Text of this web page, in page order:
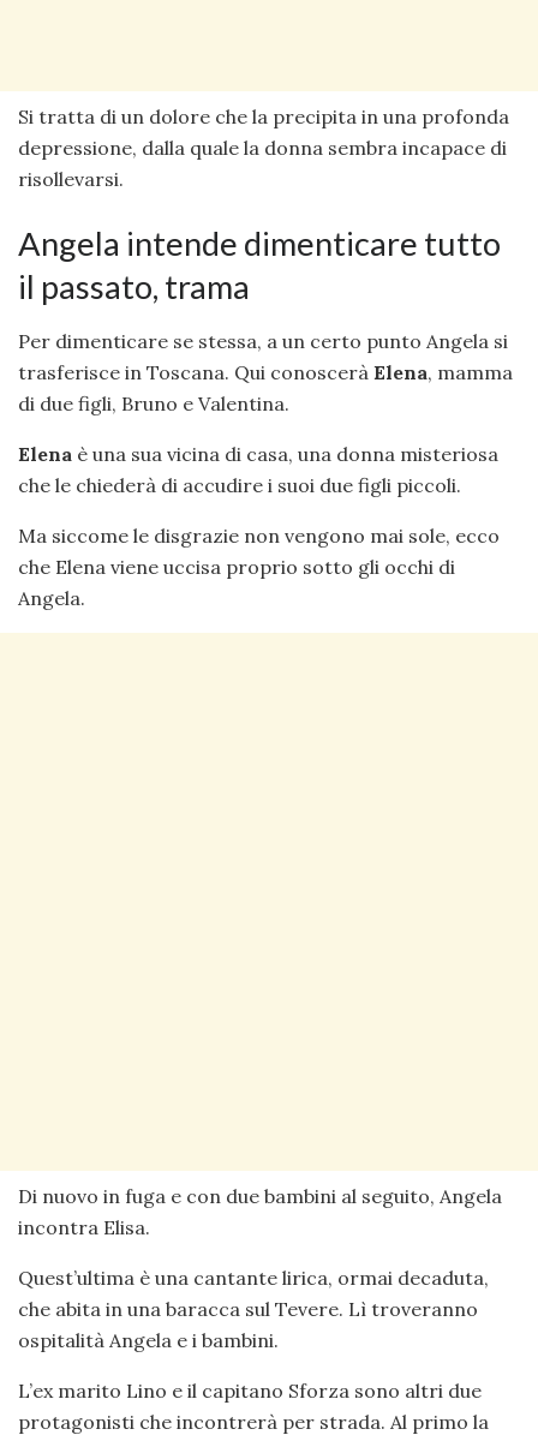
Si tratta di un dolore che la precipita in una profonda
depressione, dalla quale la donna sembra incapace di
risollevarsi.
Angela intende dimenticare tutto
il passato, trama
Per dimenticare se stessa, a un certo punto Angela si
trasferisce in Toscana. Qui conoscerà Elena, mamma
di due figli, Bruno e Valentina.
Elena è una sua vicina di casa, una donna misteriosa
che le chiederà di accudire i suoi due figli piccoli.
Ma siccome le disgrazie non vengono mai sole, ecco
che Elena viene uccisa proprio sotto gli occhi di
Angela.
Di nuovo in fuga e con due bambini al seguito, Angela
incontra Elisa.
Quest’ultima è una cantante lirica, ormai decaduta,
che abita in una baracca sul Tevere. Lì troveranno
ospitalità Angela e i bambini.
L’ex marito Lino e il capitano Sforza sono altri due
protagonisti che incontrerà per strada. Al primo la